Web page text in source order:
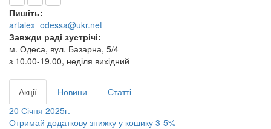
Пишіть:
artalex_odessa@ukr.net
Завжди раді зустрічі:
м. Одеса, вул. Базарна, 5/4
з 10.00-19.00, неділя вихідний
Акції Новини
Статті
20 Січня 2025г.
Отримай додаткову знижку у кошику 3-5%